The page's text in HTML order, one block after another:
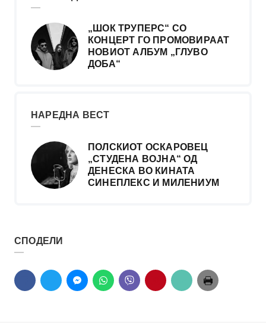
„ШОК ТРУПЕРС“ СО
КОНЦЕРТ ГО ПРОМОВИРААТ
НОВИОТ АЛБУМ „ГЛУВО
ДОБА“
НАРЕДНА ВЕСТ
ПОЛСКИОТ ОСКАРОВЕЦ
„СТУДЕНА ВОЈНА“ ОД
ДЕНЕСКА ВО КИНАТА
СИНЕПЛЕКС И МИЛЕНИУМ
СПОДЕЛИ